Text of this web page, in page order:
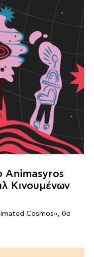
Animasyros
Κινουμένων
Cosmos», θα